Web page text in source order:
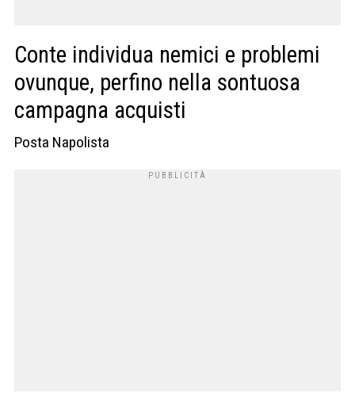
Conte individua nemici e problemi
ovunque, perfino nella sontuosa
campagna acquisti
Posta Napolista